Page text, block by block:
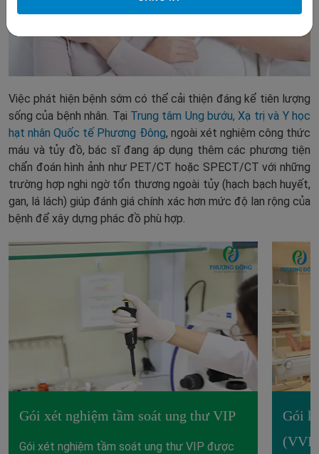
Việc phát hiện bệnh sớm có thể cải thiện đáng kể tiên lượng
sống của bệnh nhân. Tại Trung tâm Ung bướu, Xạ trị và Y học
hạt nhân Quốc tế Phương Đông, ngoài xét nghiệm công thức
máu và tủy đồ, bác sĩ đang áp dụng thêm các phương tiện
chẩn đoán hình ảnh như PET/CT hoặc SPECT/CT với những
trường hợp nghi ngờ tổn thương ngoài tủy (hạch bạch huyết,
gan, lá lách) giúp đánh giá chính xác hơn mức độ lan rộng của
bệnh để xây dựng phác đồ phù hợp.
Gói xét nghiệm tầm soát ung thư VIP
Gói xét nghiệm tầm soát ung thư VIP được
Gói